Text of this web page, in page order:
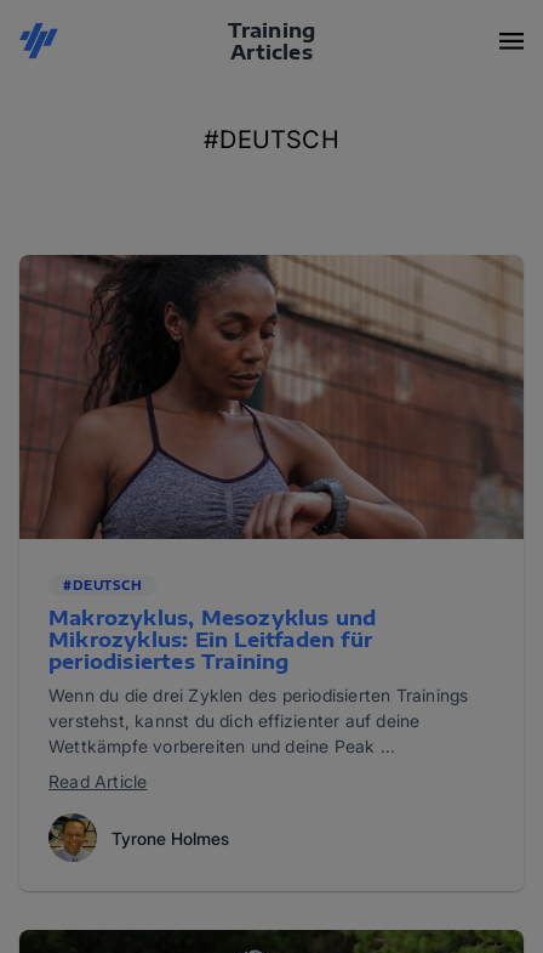
Training
Articles
#DEUTSCH
#DEUTSCH
Makrozyklus, Mesozyklus und
Mikrozyklus: Ein Leitfaden für
periodisiertes Training
Wenn du die drei Zyklen des periodisierten Trainings
verstehst, kannst du dich effizienter auf deine
Wettkämpfe vorbereiten und deine Peak ...
Read Article
Tyrone Holmes